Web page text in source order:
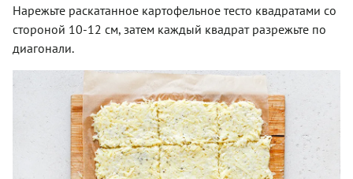
Нарежьте раскатанное картофельное тесто квадратами со
стороной 10-12 см, затем каждый квадрат разрежьте по
диагонали.